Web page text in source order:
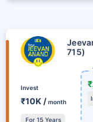
715)
Invest
₹10K /month
For 15 Years